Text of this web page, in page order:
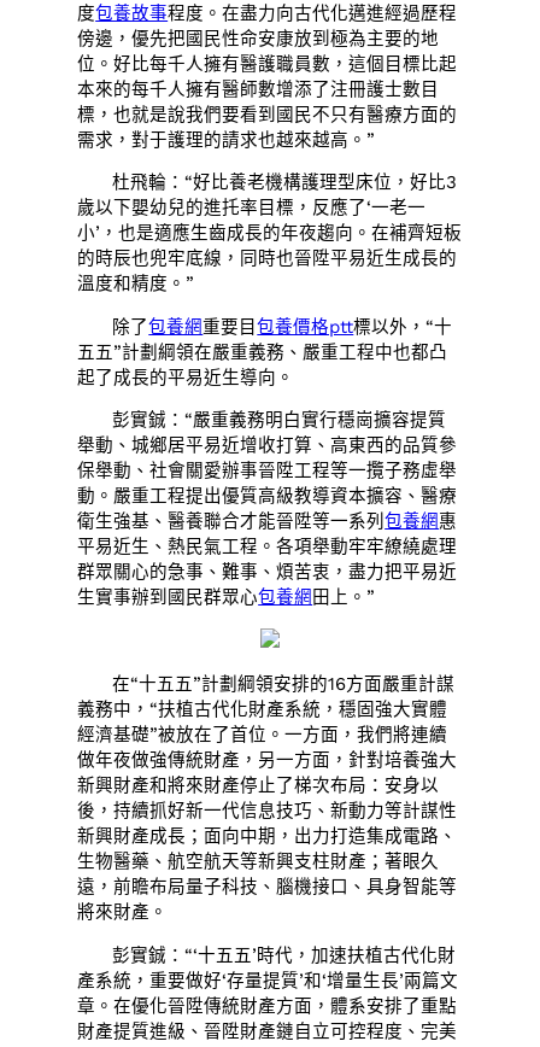
度包養故事程度。在盡力向古代化邁進經過歷程
傍邊，優先把國民性命安康放到極為主要的地
位。好比每千人擁有醫護職員數，這個目標比起
本來的每千人擁有醫師數增添了注冊護士數目
標，也就是說我們要看到國民不只有醫療方面的
需求，對于護理的請求也越來越高。”
杜飛輪：“好比養老機構護理型床位，好比3
歲以下嬰幼兒的進托率目標，反應了‘一老一
小’，也是適應生齒成長的年夜趨向。在補齊短板
的時辰也兜牢底線，同時也晉陞平易近生成長的
溫度和精度。”
除了包養網重要目包養價格ptt標以外，“十
五五”計劃綱領在嚴重義務、嚴重工程中也都凸
起了成長的平易近生導向。
彭實鋮：“嚴重義務明白實行穩崗擴容提質
舉動、城鄉居平易近增收打算、高東西的品質參
保舉動、社會關愛辦事晉陞工程等一攬子務虛舉
動。嚴重工程提出優質高級教導資本擴容、醫療
衛生強基、醫養聯合才能晉陞等一系列包養網惠
平易近生、熱民氣工程。各項舉動牢牢繚繞處理
群眾關心的急事、難事、煩苦衷，盡力把平易近
生實事辦到國民群眾心包養網 田上。”
在“十五五”計劃綱領安排的16方面嚴重計謀
義務中，“扶植古代化財產系統，穩固強大實體
經濟基礎”被放在了首位。一方面，我們將連續
做年夜做強傳統財產，另一方面，針對培養強大
新興財產和將來財產停止了梯次布局：安身以
後，持續抓好新一代信息技巧、新動力等計謀性
新興財產成長；面向中期，出力打造集成電路、
生物醫藥、航空航天等新興支柱財產；著眼久
遠，前瞻布局量子科技、腦機接口、具身智能等
將來財產。
彭實鋮：“‘十五五’時代，加速扶植古代化財
產系統，重要做好‘存量提質’和‘增量生長’兩篇文
章。在優化晉陞傳統財產方面，體系安排了重點
財產提質進級、晉陞財產鏈自立可控程度、完美